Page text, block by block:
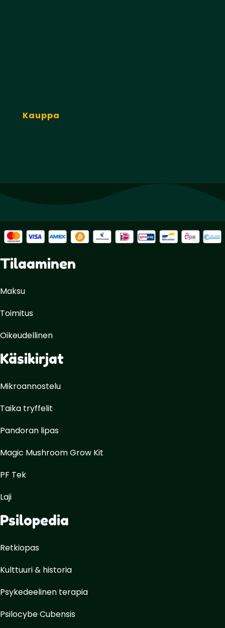
Kauppa
Tilaaminen
Maksu
Toimitus
Oikeudellinen
Käsikirjat
Mikroannostelu
Taika tryffelit
Pandoran lipas
Magic Mushroom Grow Kit
PF Tek
Laji
Psilopedia
Retkiopas
Kulttuuri & historia
Psykedeelinen terapia
Psilocybe Cubensis